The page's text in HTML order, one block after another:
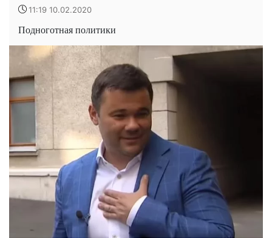
11:19 10.02.2020
Подноготная политики